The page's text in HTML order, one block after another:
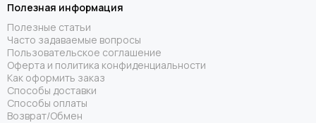
Полезная информация
Полезные статьи
Часто задаваемые вопросы
Пользовательское соглашение
Оферта и политика конфиденциальности
Как оформить заказ
Способы доставки
Способы оплаты
Возврат/Обмен